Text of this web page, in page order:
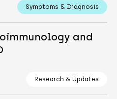
Symptoms & Diagnosis
and
Research & Updates